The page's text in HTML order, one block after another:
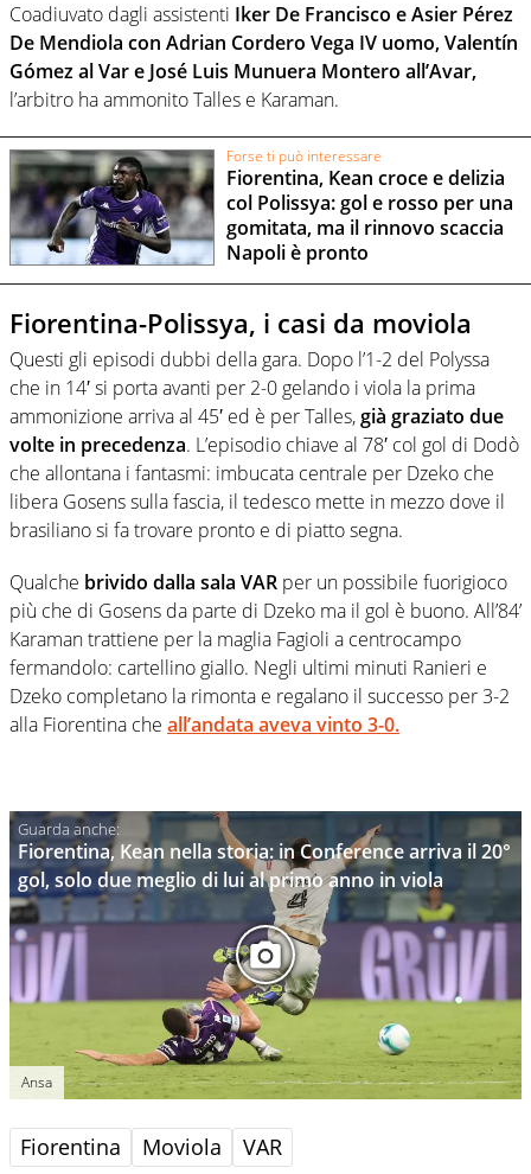
Coadiuvato dagli assistenti Iker De Francisco e Asier Pérez
De Mendiola con Adrian Cordero Vega IV uomo, Valentín
Gómez al Var e José Luis Munuera Montero all’Avar,
l’arbitro ha ammonito Talles e Karaman.
Forse ti può interessare
Fiorentina, Kean croce e delizia
col Polissya: gol e rosso per una
gomitata, ma il rinnovo scaccia
Napoli è pronto
Fiorentina-Polissya, i casi da moviola
Questi gli episodi dubbi della gara. Dopo l’1-2 del Polyssa
che in 14′ si porta avanti per 2-0 gelando i viola la prima
ammonizione arriva al 45′ ed è per Talles,già graziato due
volte in precedenza. L’episodio chiave al 78′ col gol di Dodò
che allontana i fantasmi: imbucata centrale per Dzeko che
libera Gosens sulla fascia, il tedesco mette in mezzo dove il
brasiliano si fa trovare pronto e di piatto segna.
Qualche brivido dalla sala VAR per un possibile fuorigioco
più che di Gosens da parte di Dzeko ma il gol è buono. All’84’
Karaman trattiene per la maglia Fagioli a centrocampo
fermandolo: cartellino giallo. Negli ultimi minuti Ranieri e
Dzeko completano la rimonta e regalano il successo per 3-2
alla Fiorentina che all’andata aveva vinto 3-0.
Fiorentina, Kean nella storia: in Conference arriva il 20°
gol, solo due meglio di lui al primo anno in viola
Ansa
Fiorentina Moviola VAR